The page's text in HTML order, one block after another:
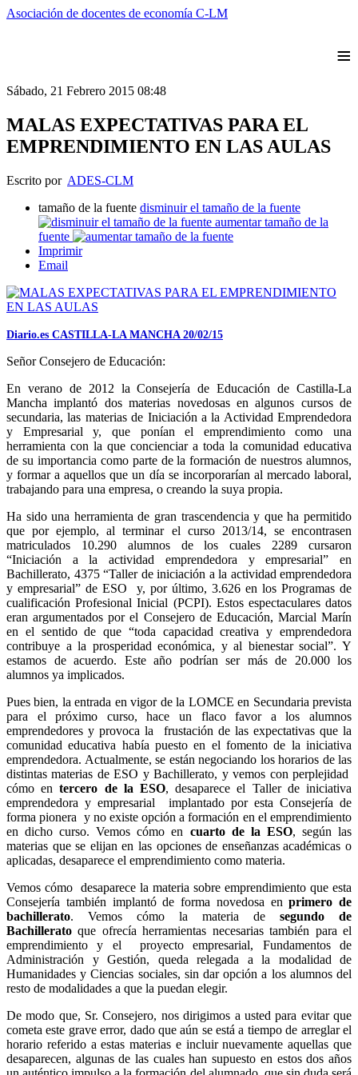
Asociación de docentes de economía C-LM
≡
Sábado, 21 Febrero 2015 08:48
MALAS EXPECTATIVAS PARA EL
EMPRENDIMIENTO EN LAS AULAS
Escrito por ADES-CLM
tamaño de la fuente disminuir el tamaño de la fuente
aumentar tamaño de la
fuente
Imprimir
Email
Diario.es CASTILLA-LA MANCHA 20/02/15
Señor Consejero de Educación:
En verano de 2012 la Consejería de Educación de Castilla-La
Mancha implantó dos materias novedosas en algunos cursos de
secundaria, las materias de Iniciación a la Actividad Emprendedora
y Empresarial y, que ponían el emprendimiento como una
herramienta con la que concienciar a toda la comunidad educativa
de su importancia como parte de la formación de nuestros alumnos,
y formar a aquellos que un día se incorporarían al mercado laboral,
trabajando para una empresa, o creando la suya propia.
Ha sido una herramienta de gran trascendencia y que ha permitido
que por ejemplo, al terminar el curso 2013/14, se encontrasen
matriculados 10.290 alumnos de los cuales 2289 cursaron
“Iniciación a la actividad emprendedora y empresarial” en
Bachillerato, 4375 “Taller de iniciación a la actividad emprendedora
y empresarial” de ESO y, por último, 3.626 en los Programas de
cualificación Profesional Inicial (PCPI). Estos espectaculares datos
eran argumentados por el Consejero de Educación, Marcial Marín
en el sentido de que “toda capacidad creativa y emprendedora
contribuye a la prosperidad económica, y al bienestar social”. Y
estamos de acuerdo. Este año podrían ser más de 20.000 los
alumnos ya implicados.
Pues bien, la entrada en vigor de la LOMCE en Secundaria prevista
para el próximo curso, hace un flaco favor a los alumnos
emprendedores y provoca la frustación de las expectativas que la
comunidad educativa había puesto en el fomento de la iniciativa
emprendedora. Actualmente, se están negociando los horarios de las
distintas materias de ESO y Bachillerato, y vemos con perplejidad
cómo entercero de la ESO, desaparece el Taller de iniciativa
emprendedora y empresarial implantado por esta Consejería de
forma pionera y no existe opción a formación en el emprendimiento
en dicho curso. Vemos cómo en cuarto de la ESO, según las
materias que se elijan en las opciones de enseñanzas académicas o
aplicadas, desaparece el emprendimiento como materia.
Vemos cómo desaparece la materia sobre emprendimiento que esta
Consejería también implantó de forma novedosa enprimero de
bachillerato. Vemos cómo la materia de segundo de
Bachillerato que ofrecía herramientas necesarias también para el
emprendimiento y el proyecto empresarial, Fundamentos de
Administración y Gestión, queda relegada a la modalidad de
Humanidades y Ciencias sociales, sin dar opción a los alumnos del
resto de modalidades a que la puedan elegir.
De modo que, Sr. Consejero, nos dirigimos a usted para evitar que
cometa este grave error, dado que aún se está a tiempo de arreglar el
horario referido a estas materias e incluir nuevamente aquellas que
desaparecen, algunas de las cuales han supuesto en estos dos años